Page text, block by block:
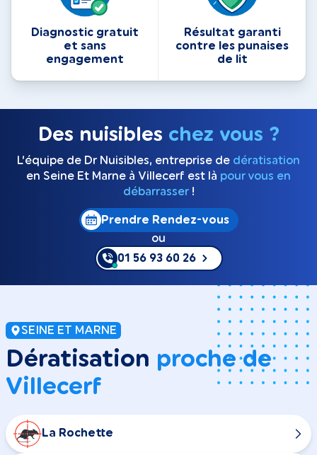
Diagnostic gratuit
et sans
engagement
Résultat garanti
contre les punaises
de lit
Des nuisibles chez vous ?
L’équipe de Dr Nuisibles, entreprise de dératisation
en Seine Et Marne à Villecerf est là pour vous en
débarrasser!
Prendre Rendez-vous
ou
01 56 93 60 26
SEINE ET MARNE
Dératisation proche de
Villecerf
La Rochette